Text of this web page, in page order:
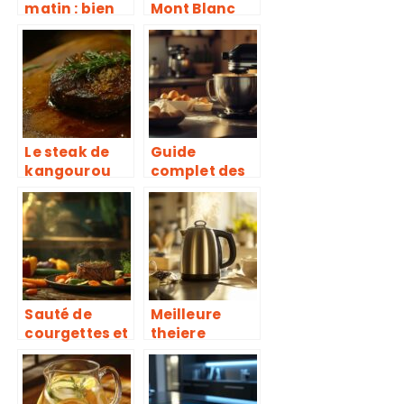
matin : bien
plus qu’une
simple
boisson
chaude
Mont Blanc
s’est
transformé
en star de la
pâtisserie
antillaise
grâce à la
crème de
coco
Le steak de
kangourou
au four : une
viande
nutritive pour
les sportifs et
les gourmets
Guide
complet des
accessoires
KitchenAid :
lesquels
choisir pour
votre cuisine
?
Sauté de
courgettes et
poivrons à la
provençale :
l’accompagn
Meilleure
theiere
electrique
2021 : Guide
d’achat